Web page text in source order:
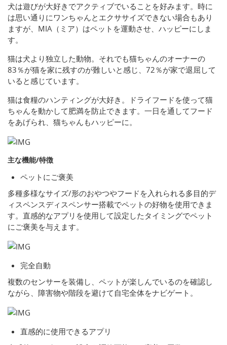
犬は遊びが大好きでアクティブでいることを好みます。時に
は思い通りにワンちゃんとエクササイズできない場合もあり
ますが、MIA（ミア）はペットを運動させ、ハッピーにしま
す。
猫は犬より独立した動物。それでも猫ちゃんのオーナーの
83％が猫を家に残すのが難しいと感じ、72％が家で退屈して
いると感じています。
猫は食糧のハンティングが大好き。ドライフードを使って猫
ちゃんを動かして肥満を防止できます。一日を通してフード
をあげられ、猫ちゃんもハッピーに。
主な機能/特徴
ペットにご褒美
多種多様なサイズ/形のおやつやフードを入れられる多目的デ
ィスペンスディスペンサー搭載でペットの好物を使用できま
す。直感的なアプリを使用して設定したタイミングでペット
にご褒美を与えます。
完全自動
複数のセンサーを装備し、ペットが楽しんでいるのを確認し
ながら、障害物や階段を避けて自宅全体をナビゲート。
直感的に使用できるアプリ